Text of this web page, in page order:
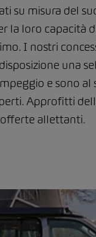
su misura del
la loro capacità
I nostri
una
e sono al
Approfitti
offerte allettanti.